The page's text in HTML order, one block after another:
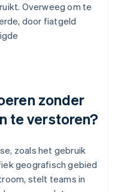
Overweeg om te
door fiatgeld
zonder
te verstoren?
zoals het gebruik
geografisch gebied
stelt teams in